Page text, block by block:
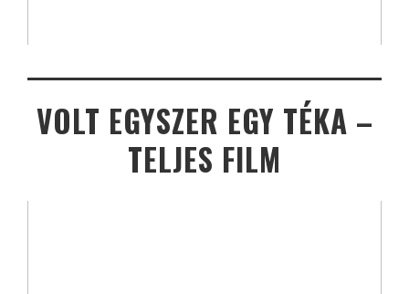
VOLT EGYSZER EGY TÉKA –
TELJES FILM